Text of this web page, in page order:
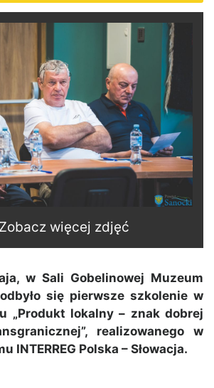
więcej zdjęć
w Sali Gobelinowej Muzeum
się pierwsze szkolenie w
„Produkt lokalny – znak dobrej
realizowanego w
INTERREG Polska – Słowacja.